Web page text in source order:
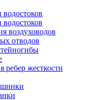
воздуховодов
отводов
ребер жесткости